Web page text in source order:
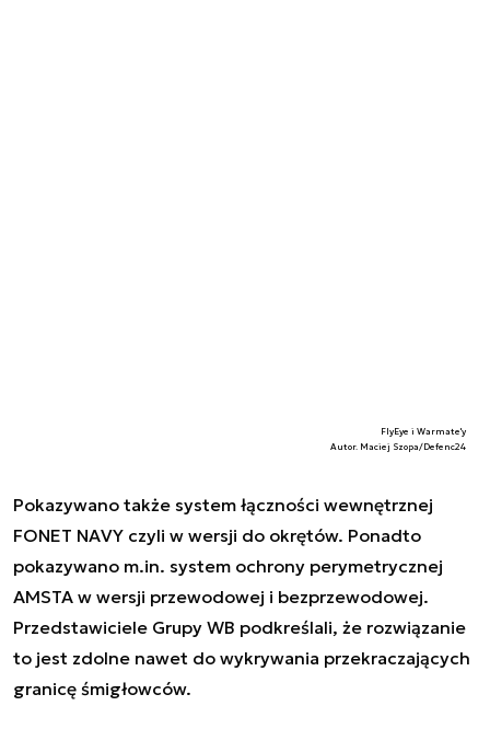
FlyEye i Warmate'y
Autor. Maciej Szopa/Defenc24
Pokazywano także system łączności wewnętrznej
FONET NAVY czyli w wersji do okrętów. Ponadto
pokazywano m.in. system ochrony perymetrycznej
AMSTA w wersji przewodowej i bezprzewodowej.
Przedstawiciele Grupy WB podkreślali, że rozwiązanie
to jest zdolne nawet do wykrywania przekraczających
granicę śmigłowców.